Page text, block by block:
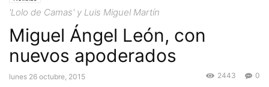
'Lolo de Camas' y Luis Miguel Martín
Miguel Ángel León, con
nuevos apoderados
lunes 26 octubre, 2015 0
2443